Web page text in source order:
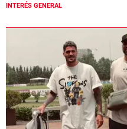
INTERÉS GENERAL